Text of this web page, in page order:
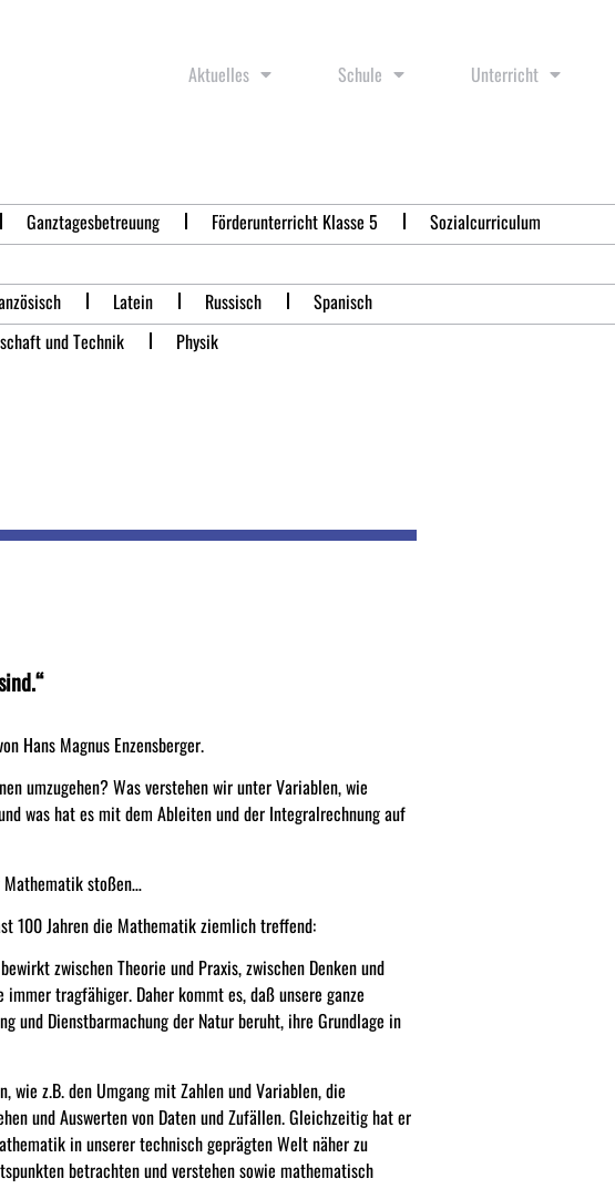
Aktuelles Schule Unterricht
Ganztagesbetreuung Förderunterricht Klasse 5
Sozialcurriculum
Latein Russisch
Spanisch
und Technik Physik
Hans Magnus Enzensberger.
umzugehen? Was verstehen wir unter Variablen, wie
was hat es mit dem Ableiten und der Integralrechnung auf
stoßen…
100 Jahren die Mathematik ziemlich treffend:
zwischen Theorie und Praxis, zwischen Denken und
tragfähiger. Daher kommt es, daß unsere ganze
und Dienstbarmachung der Natur beruht, ihre Grundlage in
z.B. den Umgang mit Zahlen und Variablen, die
und Auswerten von Daten und Zufällen. Gleichzeitig hat er
in unserer technisch geprägten Welt näher zu
betrachten und verstehen sowie mathematisch